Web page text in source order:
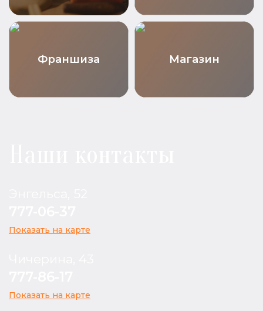
Франшиза Магазин
Показать на карте
Показать на карте